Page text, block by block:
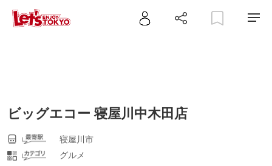
ビッグエコー 寝屋川中木田店
寝屋川市
グルメ